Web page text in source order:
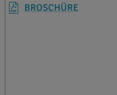
BROSCHÜRE